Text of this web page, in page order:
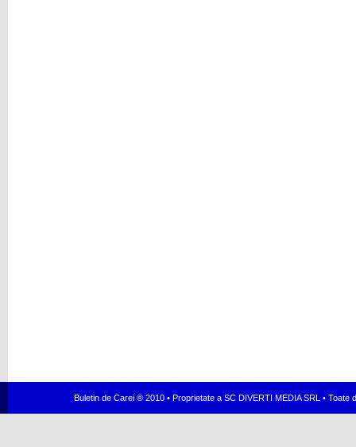
Buletin de Carei ® 2010 • Proprietate a SC DIVERTI MEDIA SRL •